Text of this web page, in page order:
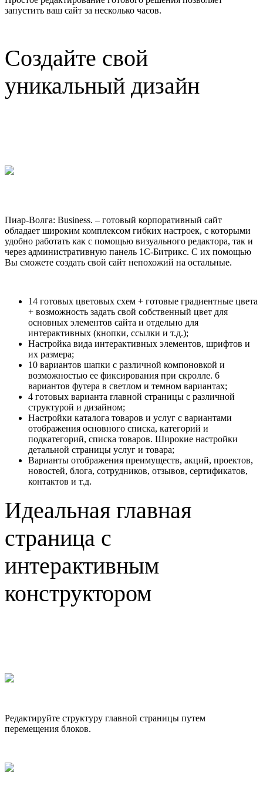
запустить ваш сайт за несколько часов.
Создайте свой
уникальный дизайн
Пиар-Волга: Business. – готовый корпоративный сайт
обладает широким комплексом гибких настроек, с которыми
удобно работать как с помощью визуального редактора, так и
через административную панель 1С-Битрикс. С их помощью
Вы сможете создать свой сайт непохожий на остальные.
14 готовых цветовых схем + готовые градиентные цвета
+ возможность задать свой собственный цвет для
основных элементов сайта и отдельно для
интерактивных (кнопки, ссылки и т.д.);
Настройка вида интерактивных элементов, шрифтов и
их размера;
10 вариантов шапки с различной компоновкой и
возможностью ее фиксирования при скролле. 6
вариантов футера в светлом и темном вариантах;
4 готовых варианта главной страницы с различной
структурой и дизайном;
Настройки каталога товаров и услуг с вариантами
отображения основного списка, категорий и
подкатегорий, списка товаров. Широкие настройки
детальной страницы услуг и товара;
Варианты отображения преимуществ, акций, проектов,
новостей, блога, сотрудников, отзывов, сертификатов,
контактов и т.д.
Идеальная главная
страница с
интерактивным
конструктором
Редактируйте структуру главной страницы путем
перемещения блоков.